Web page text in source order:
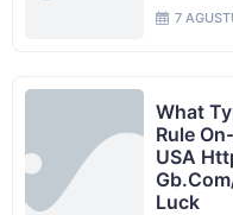
7
What
Rule
USA
Luck